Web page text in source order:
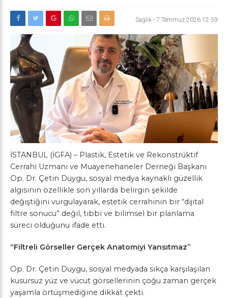
Sağlık - 7 Temmuz 2026 12:59
İSTANBUL (İGFA) – Plastik, Estetik ve Rekonstrüktif
Cerrahi Uzmanı ve Muayenehaneler Derneği Başkanı
Op. Dr. Çetin Duygu, sosyal medya kaynaklı güzellik
algısının özellikle son yıllarda belirgin şekilde
değiştiğini vurgulayarak, estetik cerrahinin bir “dijital
filtre sonucu” değil, tıbbi ve bilimsel bir planlama
süreci olduğunu ifade etti.
“Filtreli Görseller Gerçek Anatomiyi Yansıtmaz”
Op. Dr. Çetin Duygu, sosyal medyada sıkça karşılaşılan
kusursuz yüz ve vücut görsellerinin çoğu zaman gerçek
yaşamla örtüşmediğine dikkat çekti.